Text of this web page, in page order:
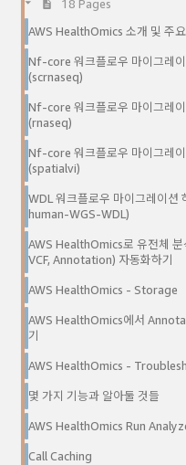
18 Pages
AWS HealthOmics 소개 및 주
Nf-core 워크플로우 마이그레이
(scrnaseq)
Nf-core 워크플로우 마이그레이
(rnaseq)
Nf-core 워크플로우 마이그레이
(spatialvi)
WDL 워크플로우 마이그레이션
human-WGS-WDL)
AWS HealthOmics로 유전체
VCF, Annotation) 자동화하기
AWS HealthOmics - Storage
AWS HealthOmics에서
기
AWS HealthOmics -
몇 가지 기능과 알아둘 것들
AWS HealthOmics Run
Call Caching